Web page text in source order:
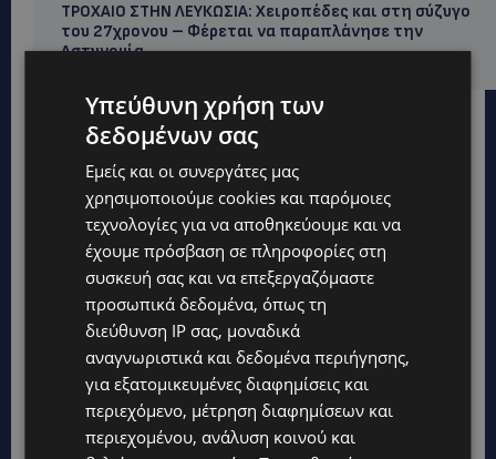
ΤΡΟΧΑΙΟ ΣΤΗΝ ΛΕΥΚΩΣΙΑ: Χειροπέδες και στη σύζυγο
του 27χρονου – Φέρεται να παραπλάνησε την
Αστυνομία
Υπεύθυνη χρήση των
δεδομένων σας
Εμείς και οι συνεργάτες μας
χρησιμοποιούμε cookies και παρόμοιες
τεχνολογίες για να αποθηκεύουμε και να
έχουμε πρόσβαση σε πληροφορίες στη
συσκευή σας και να επεξεργαζόμαστε
προσωπικά δεδομένα, όπως τη
διεύθυνση IP σας, μοναδικά
αναγνωριστικά και δεδομένα περιήγησης,
για εξατομικευμένες διαφημίσεις και
περιεχόμενο, μέτρηση διαφημίσεων και
περιεχομένου, ανάλυση κοινού και